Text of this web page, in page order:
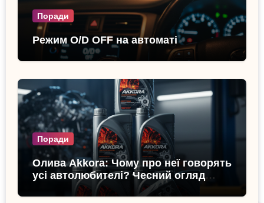
Поради
Режим O/D OFF на автоматі
Поради
Олива Akkora: Чому про неї говорять
усі автолюбителі? Чесний огляд